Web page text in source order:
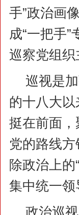
手”政治画
成“一把手
巡察党组织
巡视是
的十八大
挺在前面，
党的路线
除政治上
集中统一领
政治巡